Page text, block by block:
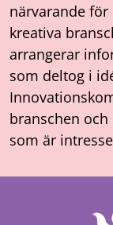
närvarande
kreativa
arrangerar
som deltog i
branschen
som är